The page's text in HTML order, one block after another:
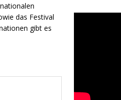
das Festival
gibt es